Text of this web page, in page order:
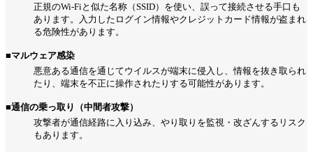
正規のWi-Fiと似た名称（SSID）を使い、誤って接続させる手口も
あります。入力したログイン情報やクレジットカード情報が盗まれ
る危険性があります。
■マルウェア感染
悪意ある通信を通じてウイルスが端末に侵入し、情報を抜き取られ
たり、端末を不正に操作されたりする可能性があります。
■通信の乗っ取り（中間者攻撃）
攻撃者が通信経路に入り込み、やり取りを監視・改ざんするリスク
もあります。